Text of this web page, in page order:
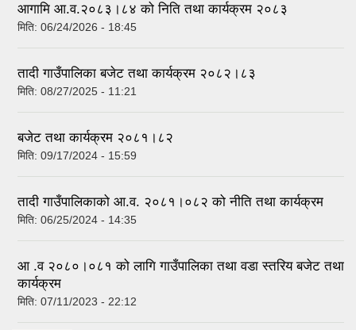
आगामि आ.व.२०८३।८४ को निति तथा कार्यक्रम २०८३
मिति: 06/24/2026 - 18:45
तादी गाउँपालिका बजेट तथा कार्यक्रम २०८२।८३
मिति: 08/27/2025 - 11:21
बजेट तथा कार्यक्रम २०८१।८२
मिति: 09/17/2024 - 15:59
तादी गाउँपालिकाको आ.व. २०८१।०८२ को नीति तथा कार्यक्रम
मिति: 06/25/2024 - 14:35
आ .व २०८०।०८१ को लागि गाउँपालिका तथा वडा स्तरिय बजेट तथा
कार्यक्रम
मिति: 07/11/2023 - 22:12